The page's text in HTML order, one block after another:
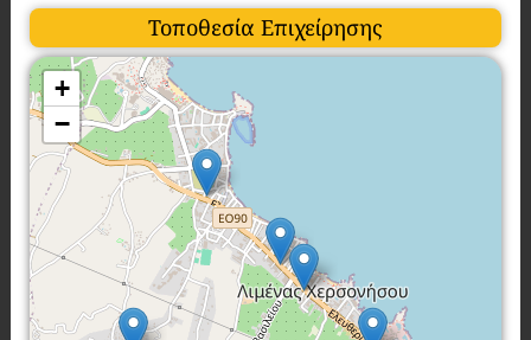
Τοποθεσία Επιχείρησης
+
−